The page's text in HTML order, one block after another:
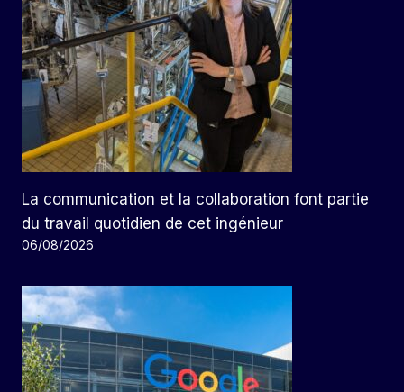
La communication et la collaboration font partie
du travail quotidien de cet ingénieur
06/08/2026